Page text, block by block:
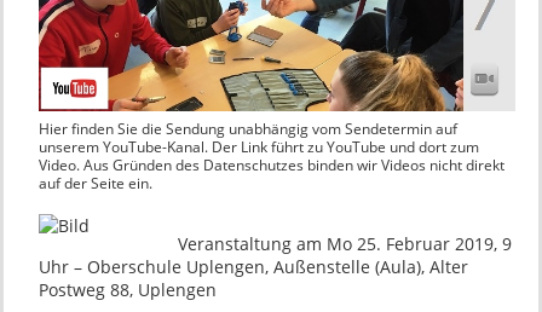
Hier finden Sie die Sendung unabhängig vom Sendetermin auf
unserem YouTube-Kanal. Der Link führt zu YouTube und dort zum
Video. Aus Gründen des Datenschutzes binden wir Videos nicht direkt
auf der Seite ein.
Veranstaltung am Mo 25. Februar 2019, 9
Uhr – Oberschule Uplengen, Außenstelle (Aula), Alter
Postweg 88, Uplengen